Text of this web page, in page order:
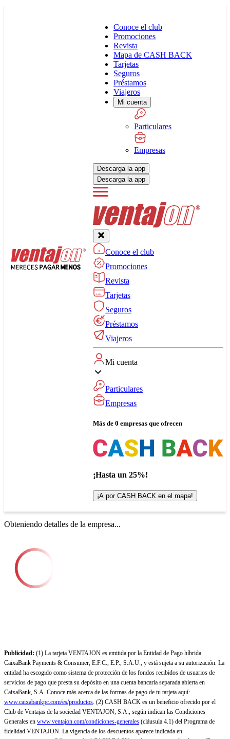
Conoce el club
Promociones
Revista
Mapa de CASH BACK
Tarjetas
Seguros
Préstamos
Viajeros
Mi cuenta
Particulares
Empresas
Descarga la app
Descarga la app
Conoce el club
Promociones
Revista
Tarjetas
Seguros
Préstamos
Viajeros
Mi cuenta
Particulares
Empresas
Más de 0 empresas que ofrecen
¡Hasta un 25%!
¡A por CASH BACK en el mapa!
Obteniendo detalles de la empresa...
Publicidad: (1) La tarjeta VENTAJON es emitida por la Entidad de Pago híbrida
CaixaBank Payments & Consumer, E.F.C., E.P., S.A.U., y está sujeta a su autorización. La
entidad ha escogido como sistema de protección de los fondos recibidos de usuarios de
servicios de pago que presta su depósito en una cuenta bancaria separada abierta en
CaixaBank, S.A. Conoce más acerca de las formas de pago de tu tarjeta aquí:
www.caixabankpc.com/es/productos. (2) CASH BACK es un beneficio ofrecido por el
Club de Ventajas de la sociedad VENTAJON, S.A., según indican las Condiciones
Generales en www.ventajon.com/condiciones-generales (cláusula 4.1) del Programa de
fidelidad VENTAJON. La vigencia de los descuentos aparece indicada en